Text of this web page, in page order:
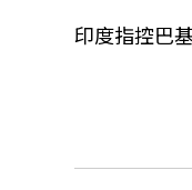
印度指控巴